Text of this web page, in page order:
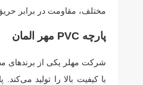
مختلف، مقاومت در برابر
پارچه PVC مهر المان